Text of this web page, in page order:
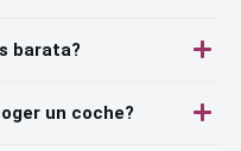
barata?
un coche?